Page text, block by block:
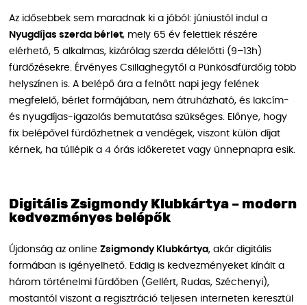
Az idősebbek sem maradnak ki a jóból: júniustól indul a
Nyugdíjas szerda bérlet, mely 65 év felettiek részére
elérhető, 5 alkalmas, kizárólag szerda délelőtti (9–13h)
fürdőzésekre. Érvényes Csillaghegytől a Pünkösdfürdőig több
helyszínen is. A belépő ára a felnőtt napi jegy felének
megfelelő, bérlet formájában, nem átruházható, és lakcím-
és nyugdíjas-igazolás bemutatása szükséges. Előnye, hogy
fix belépővel fürdőzhetnek a vendégek, viszont külön díjat
kérnek, ha túllépik a 4 órás időkeretet vagy ünnepnapra esik.
Digitális Zsigmondy Klubkártya – modern
kedvezményes belépők
Újdonság az online Zsigmondy Klubkártya, akár digitális
formában is igényelhető. Eddig is kedvezményeket kínált a
három történelmi fürdőben (Gellért, Rudas, Széchenyi),
mostantól viszont a regisztráció teljesen interneten keresztül